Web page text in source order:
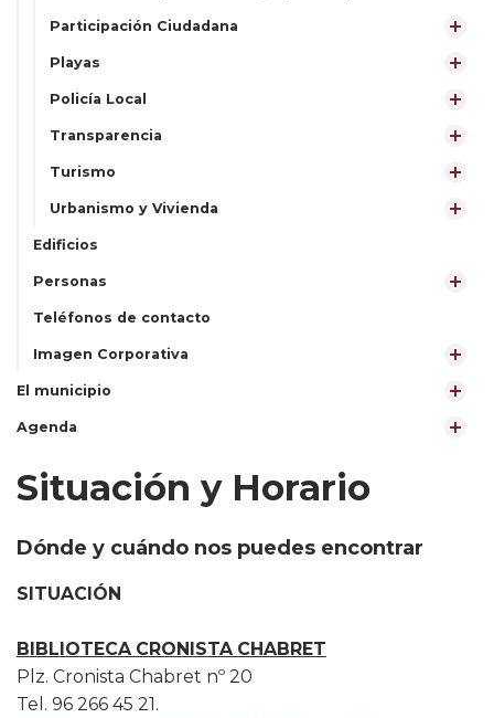
Participación Ciudadana
Playas
Policía Local
Transparencia
Turismo
Urbanismo y Vivienda
Edificios
Personas
Teléfonos de contacto
Imagen Corporativa
El municipio
Agenda
Situación y Horario
Dónde y cuándo nos puedes encontrar
SITUACIÓN
BIBLIOTECA CRONISTA CHABRET
Plz. Cronista Chabret nº 20
Tel. 96 266 45 21.